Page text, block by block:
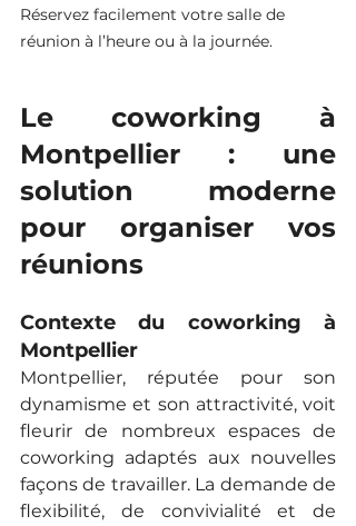
Réservez facilement votre salle de
réunion à l’heure ou à la journée.
Le coworking à
Montpellier : une
solution moderne
pour organiser vos
réunions
Contexte du coworking à
Montpellier
Montpellier, réputée pour son
dynamisme et son attractivité, voit
fleurir de nombreux espaces de
coworking adaptés aux nouvelles
façons de travailler. La demande de
flexibilité, de convivialité et de